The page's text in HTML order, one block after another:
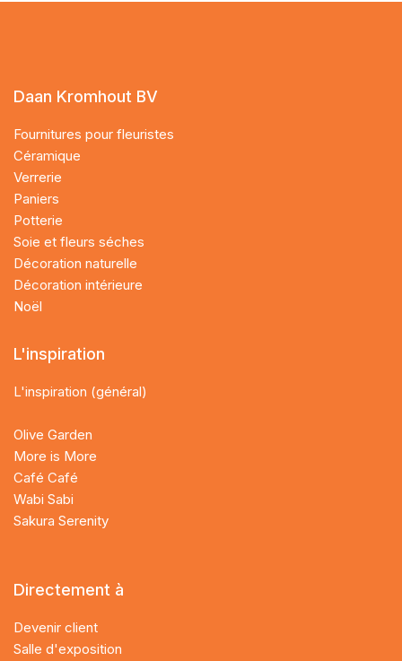
Daan Kromhout BV
Fournitures pour fleuristes
Céramique
Verrerie
Paniers
Potterie
Soie et fleurs séches
Décoration naturelle
Décoration intérieure
Noël
L'inspiration
L'inspiration (général)
Olive Garden
More is More
Café Café
Wabi Sabi
Sakura Serenity
Directement à
Devenir client
Salle d'exposition